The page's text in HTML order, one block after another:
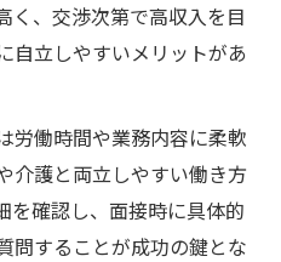
く、交渉次第で高収入を目
自立しやすいメリットがあ
労働時間や業務内容に柔軟
介護と両立しやすい働き方
を確認し、面接時に具体的
問することが成功の鍵とな